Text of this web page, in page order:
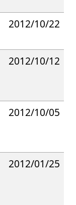
2012/10/22
2012/10/12
2012/10/05
2012/01/25